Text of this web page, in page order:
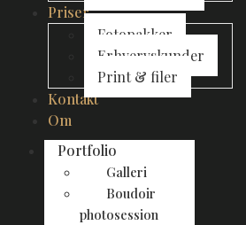
Priser
Fotopakker
Erhvervskunder
Print & filer
Kontakt
Om
Portfolio
Galleri
Boudoir
photosession